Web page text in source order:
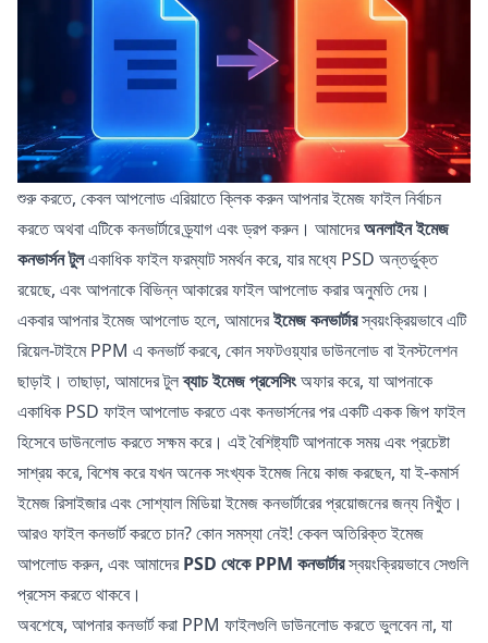
শুরু করতে, কেবল আপলোড এরিয়াতে ক্লিক করুন আপনার ইমেজ ফাইল নির্বাচন
করতে অথবা এটিকে কনভার্টারে ড্র্যাগ এবং ড্রপ করুন। আমাদেরঅনলাইন ইমেজ
কনভার্সন টুলএকাধিক ফাইল ফরম্যাট সমর্থন করে, যার মধ্যে PSD অন্তর্ভুক্ত
রয়েছে, এবং আপনাকে বিভিন্ন আকারের ফাইল আপলোড করার অনুমতি দেয়।
একবার আপনার ইমেজ আপলোড হলে, আমাদেরইমেজ কনভার্টারস্বয়ংক্রিয়ভাবে এটি
রিয়েল-টাইমে PPM এ কনভার্ট করবে, কোন সফটওয়্যার ডাউনলোড বা ইনস্টলেশন
ছাড়াই। তাছাড়া, আমাদের টুলব্যাচ ইমেজ প্রসেসিংঅফার করে, যা আপনাকে
একাধিক PSD ফাইল আপলোড করতে এবং কনভার্সনের পর একটি একক জিপ ফাইল
হিসেবে ডাউনলোড করতে সক্ষম করে। এই বৈশিষ্ট্যটি আপনাকে সময় এবং প্রচেষ্টা
সাশ্রয় করে, বিশেষ করে যখন অনেক সংখ্যক ইমেজ নিয়ে কাজ করছেন, যা ই-কমার্স
ইমেজ রিসাইজার এবং সোশ্যাল মিডিয়া ইমেজ কনভার্টারের প্রয়োজনের জন্য নিখুঁত।
আরও ফাইল কনভার্ট করতে চান? কোন সমস্যা নেই! কেবল অতিরিক্ত ইমেজ
আপলোড করুন, এবং আমাদেরPSD থেকে PPM কনভার্টারস্বয়ংক্রিয়ভাবে সেগুলি
প্রসেস করতে থাকবে।
অবশেষে, আপনার কনভার্ট করা PPM ফাইলগুলি ডাউনলোড করতে ভুলবেন না, যা